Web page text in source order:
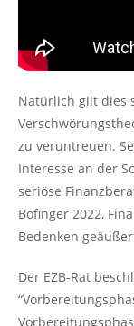
Natürlich gilt dies
zu veruntreuen.
Interesse an der
seriöse
Bofinger 2022,
Bedenken
Der EZB-Rat